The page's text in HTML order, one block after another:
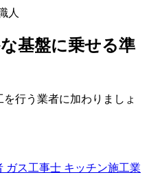
人
基盤に乗せる準
行う業者に加わりましょ
ガス工事士 キッチン施工業